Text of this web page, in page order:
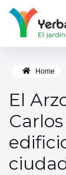
Home
El